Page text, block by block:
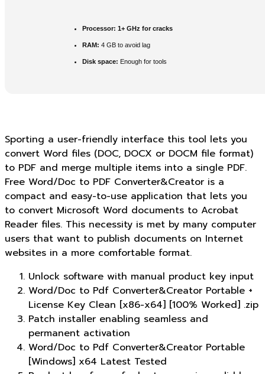
Processor: 1+ GHz for cracks
RAM: 4 GB to avoid lag
Disk space: Enough for tools
Sporting a user-friendly interface this tool lets you
convert Word files (DOC, DOCX or DOCM file format)
to PDF and merge multiple items into a single PDF.
Free Word/Doc to PDF Converter&Creator is a
compact and easy-to-use application that lets you
to convert Microsoft Word documents to Acrobat
Reader files. This necessity is met by many computer
users that want to publish documents on Internet
websites in a more comfortable format.
Unlock software with manual product key input
Word/Doc to Pdf Converter&Creator Portable +
License Key Clean [x86-x64] [100% Worked] .zip
Patch installer enabling seamless and
permanent activation
Word/Doc to Pdf Converter&Creator Portable
[Windows] x64 Latest Tested